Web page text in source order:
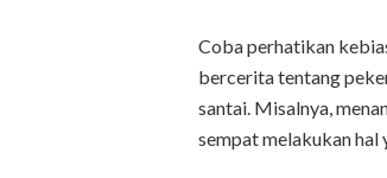
Coba perhatikan
bercerita tentang
santai. Misalnya,
sempat melakukan hal